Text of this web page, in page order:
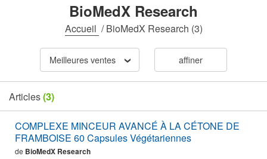
BioMedX Research
Accueil /BioMedX Research (3)
Meilleures ventes affiner
Articles(3)
COMPLEXE MINCEUR AVANCÉ À LA CÉTONE DE
FRAMBOISE 60 Capsules Végétariennes
de BioMedX Research